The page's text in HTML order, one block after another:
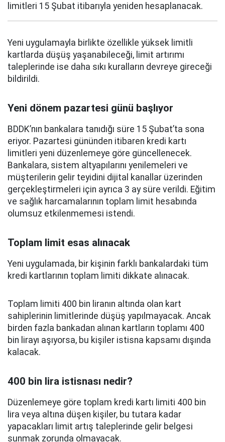
limitleri 15 Şubat itibarıyla yeniden hesaplanacak.
Yeni uygulamayla birlikte özellikle yüksek limitli
kartlarda düşüş yaşanabileceği, limit artırımı
taleplerinde ise daha sıkı kuralların devreye gireceği
bildirildi.
Yeni dönem pazartesi günü başlıyor
BDDK’nın bankalara tanıdığı süre 15 Şubat’ta sona
eriyor. Pazartesi gününden itibaren kredi kartı
limitleri yeni düzenlemeye göre güncellenecek.
Bankalara, sistem altyapılarını yenilemeleri ve
müşterilerin gelir teyidini dijital kanallar üzerinden
gerçekleştirmeleri için ayrıca 3 ay süre verildi. Eğitim
ve sağlık harcamalarının toplam limit hesabında
olumsuz etkilenmemesi istendi.
Toplam limit esas alınacak
Yeni uygulamada, bir kişinin farklı bankalardaki tüm
kredi kartlarının toplam limiti dikkate alınacak.
Toplam limiti 400 bin liranın altında olan kart
sahiplerinin limitlerinde düşüş yapılmayacak. Ancak
birden fazla bankadan alınan kartların toplamı 400
bin lirayı aşıyorsa, bu kişiler istisna kapsamı dışında
kalacak.
400 bin lira istisnası nedir?
Düzenlemeye göre toplam kredi kartı limiti 400 bin
lira veya altına düşen kişiler, bu tutara kadar
yapacakları limit artış taleplerinde gelir belgesi
sunmak zorunda olmayacak.